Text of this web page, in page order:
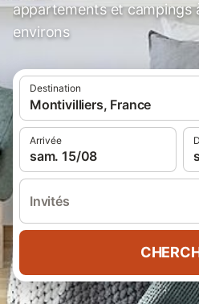
appartements et campings
environs
Destination
Montivilliers, France
Arrivée
sam. 15/08
Invités